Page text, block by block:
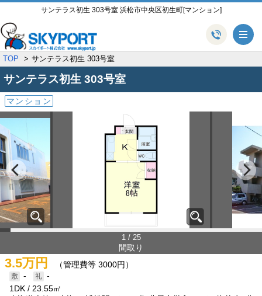
サンテラス初生 303号室 浜松市中央区初生町[マンション]
TOP サンテラス初生 303号室
サンテラス初生 303号室
マンション
1 / 25
間取り
3.5万円 （管理費等 3000円）
-
-
1DK
23.55㎡